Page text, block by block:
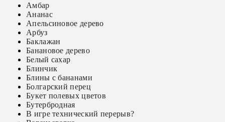
Амбар
Ананас
Апельсиновое дерево
Арбуз
Баклажан
Банановое дерево
Белый сахар
Блинчик
Блины с бананами
Болгарский перец
Букет полевых цветов
Бутербродная
В игре технический перерыв?